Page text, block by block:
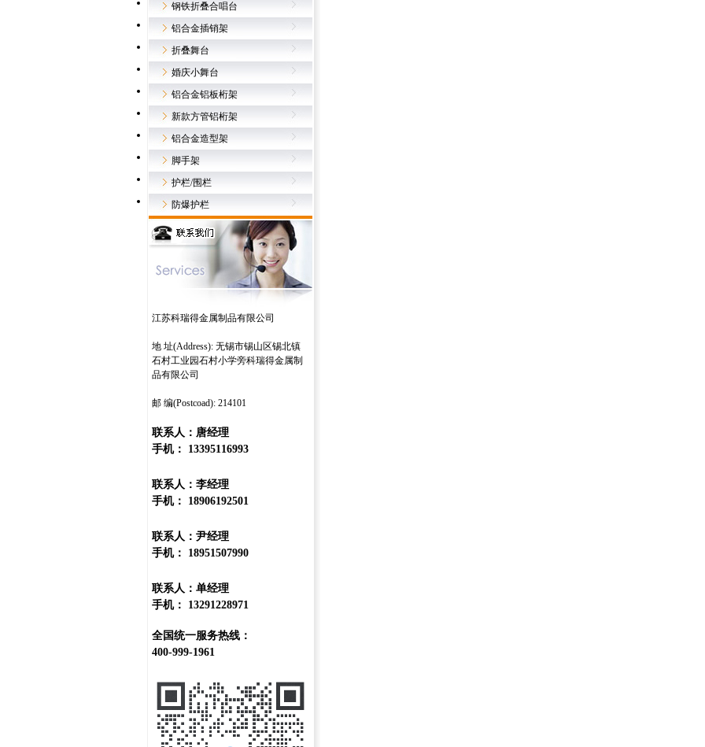
钢铁折叠合唱台
铝合金插销架
折叠舞台
婚庆小舞台
铝合金铝板桁架
新款方管铝桁架
铝合金造型架
脚手架
护栏/围栏
防爆护栏
江苏科瑞得金属制品有限公司
地 址(Address): 无锡市锡山区锡北镇
石村工业园石村小学旁科瑞得金属制
品有限公司
邮 编(Postcoad): 214101
联系人：唐经理
手机： 13395116993
联系人：李经理
手机： 18906192501
联系人：尹经理
手机： 18951507990
联系人：单经理
手机： 13291228971
全国统一服务热线：
400-999-1961